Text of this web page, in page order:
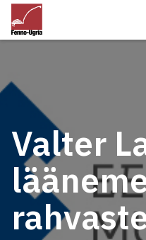
Valter